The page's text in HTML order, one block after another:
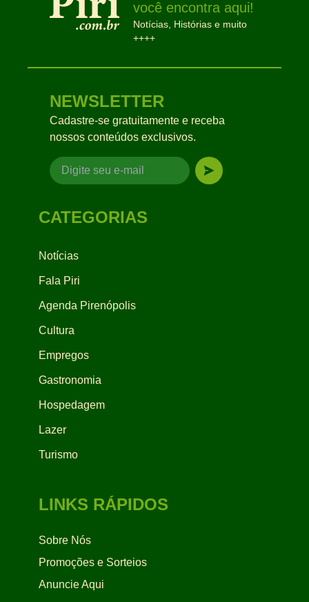
você encontra aqui!
Notícias, Histórias e muito
++++
NEWSLETTER
Cadastre-se gratuitamente e receba
nossos conteúdos exclusivos.
CATEGORIAS
Notícias
Fala Piri
Agenda Pirenópolis
Cultura
Empregos
Gastronomia
Hospedagem
Lazer
Turismo
LINKS RÁPIDOS
Sobre Nós
Promoções e Sorteios
Anuncie Aqui